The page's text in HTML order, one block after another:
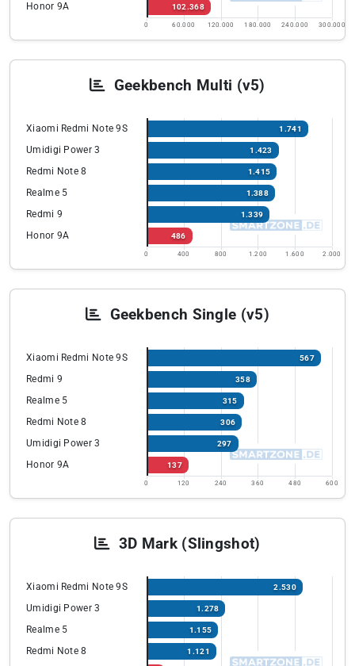
Honor 9A 102.368
0 60.000 120.000 180.000 240.000 300.000
Geekbench Multi (v5)
Xiaomi Redmi Note 9S 1.741
Umidigi Power 3 1.423
Redmi Note 8 1.415
Realme 5 1.388
Redmi 9 1.339
Honor 9A 486
0 400 800 1.200 1.600 2.000
Geekbench Single (v5)
Xiaomi Redmi Note 9S 567
Redmi 9 358
Realme 5 315
Redmi Note 8 306
Umidigi Power 3 297
Honor 9A 137
0 120 240 360 480 600
3D Mark (Slingshot)
Xiaomi Redmi Note 9S 2.530
Umidigi Power 3 1.278
Realme 5 1.155
Redmi Note 8 1.121